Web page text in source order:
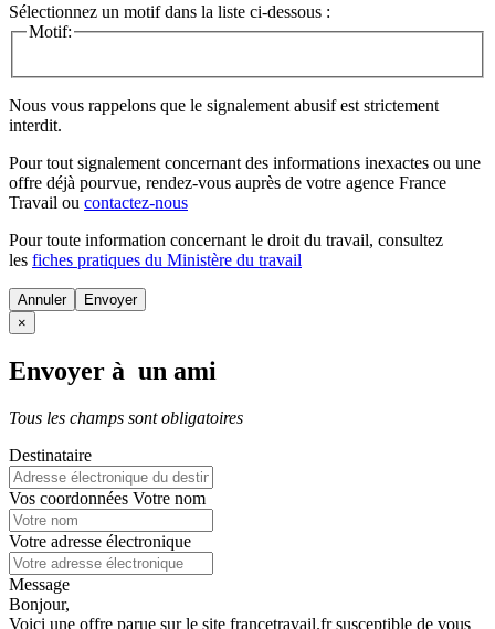
Sélectionnez un motif dans la liste ci-dessous :
Motif:
Nous vous rappelons que le signalement abusif est strictement
interdit.
Pour tout signalement concernant des informations inexactes ou une
offre déjà pourvue, rendez-vous auprès de votre agence France
Travail ou contactez-nous
Pour toute information concernant le droit du travail, consultez
les fiches pratiques du Ministère du travail
Annuler
×
Envoyer à un ami
Tous les champs sont obligatoires
Destinataire
Vos coordonnées Votre nom
Votre adresse électronique
Message
Bonjour,
Voici une offre parue sur le site francetravail.fr susceptible de vous